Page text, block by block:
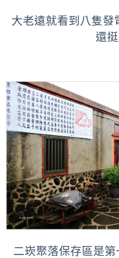
大老遠就看到八隻發
還
二崁聚落保存區是